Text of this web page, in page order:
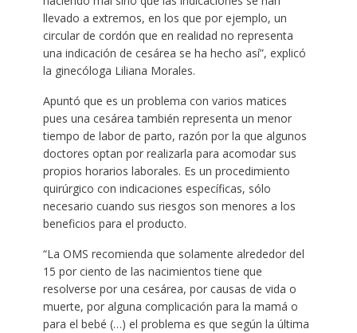
llevado a extremos, en los que por ejemplo, un
circular de cordón que en realidad no representa
una indicación de cesárea se ha hecho así”, explicó
la ginecóloga Liliana Morales.
Apuntó que es un problema con varios matices
pues una cesárea también representa un menor
tiempo de labor de parto, razón por la que algunos
doctores optan por realizarla para acomodar sus
propios horarios laborales. Es un procedimiento
quirúrgico con indicaciones específicas, sólo
necesario cuando sus riesgos son menores a los
beneficios para el producto.
“La OMS recomienda que solamente alrededor del
15 por ciento de las nacimientos tiene que
resolverse por una cesárea, por causas de vida o
muerte, por alguna complicación para la mamá o
para el bebé (…) el problema es que según la última